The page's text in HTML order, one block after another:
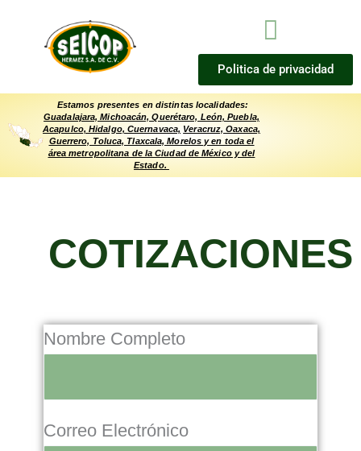
Menú
Politica de privacidad
Estamos presentes en distintas localidades:
Guadalajara, Michoacán, Querétaro, León, Puebla,
Acapulco, Hidalgo, Cuernavaca, Veracruz, Oaxaca,
Guerrero, Toluca, Tlaxcala, Morelos y en toda el
área metropolitana de la Ciudad de México y del
Estado.
COTIZACIONES
Nombre Completo
Correo Electrónico